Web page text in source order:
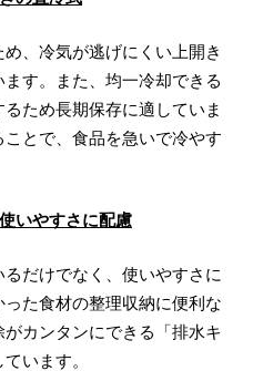
、冷気が逃げにくい上開き
す。また、均一冷却できる
るため長期保存に適していま
とで、食品を急いで冷やす
いやすさに配慮
だけでなく、使いやすさに
た食材の整理収納に便利な
がカンタンにできる「排水キ
います。